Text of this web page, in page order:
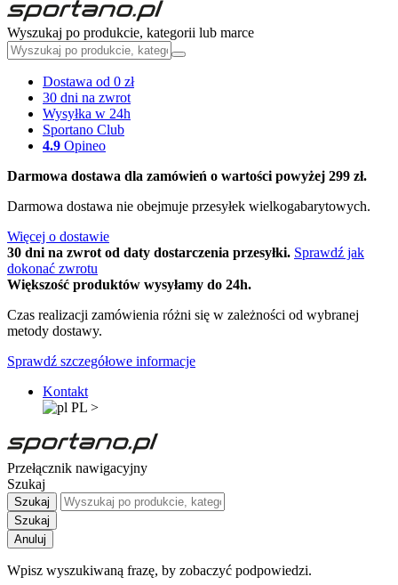
Wyszukaj po produkcie, kategorii lub marce
Dostawa od 0 zł
30 dni na zwrot
Wysyłka w 24h
Sportano Club
4.9 Opineo
Darmowa dostawa dla zamówień o wartości powyżej 299 zł.
Darmowa dostawa nie obejmuje przesyłek wielkogabarytowych.
Więcej o dostawie
30 dni na zwrot od daty dostarczenia przesyłki. Sprawdź jak
dokonać zwrotu
Większość produktów wysyłamy do 24h.
Czas realizacji zamówienia różni się w zależności od wybranej
metody dostawy.
Sprawdź szczegółowe informacje
Kontakt
PL >
Przełącznik nawigacyjny
Szukaj
Szukaj
Szukaj
Anuluj
Wpisz wyszukiwaną frazę, by zobaczyć podpowiedzi.